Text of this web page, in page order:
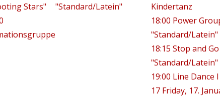
Stars"
"Standard/Latein"
Kindertanz
18:00 Power
"Standard/Latein"
18:15 Stop and Go
"Standard/Latein"
19:00 Line Dance I
17 Friday, 17.